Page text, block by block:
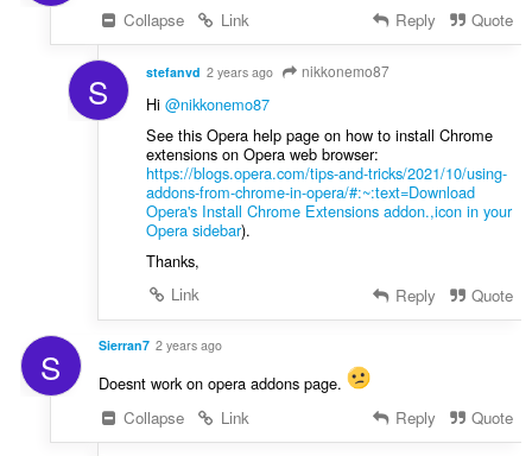
Collapse
Link Reply Quote
S stefanvd 2 years ago nikkonemo87
Hi @nikkonemo87
See this Opera help page on how to install Chrome
extensions on Opera web browser:
https://blogs.opera.com/tips-and-tricks/2021/10/using-
addons-from-chrome-in-opera/#:~:text=Download
Opera's Install Chrome Extensions addon.,icon in your
Opera sidebar).
Thanks,
Link
Reply Quote
S Sierran7 2 years ago
Doesnt work on opera addons page.
Collapse
Link Reply Quote